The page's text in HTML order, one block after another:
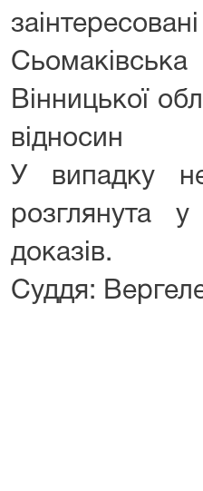
Вінницької
відносин
У випадку
розглянута у
доказів.
Суддя: